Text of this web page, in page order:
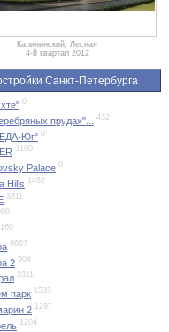
Калининский, Лесная
4-й квартал 2012
Санкт-Петербурга
0
прудах"... 432
Юг" 0
3190
Palace 0
Hills 1482
3811
9667
2 504
3311
парк 1533
2 1297
1204